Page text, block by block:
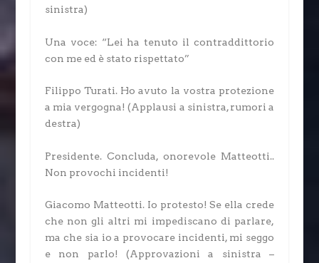
sinistra)
Una voce: “Lei ha tenuto il contraddittorio
con me ed è stato rispettato”
Filippo Turati.Ho avuto la vostra protezione
a mia vergogna!(Applausi a sinistra, rumori a
destra)
Presidente.Concluda, onorevole Matteotti..
Non provochi incidenti!
Giacomo Matteotti.Io protesto! Se ella crede
che non gli altri mi impediscano di parlare,
ma che sia io a provocare incidenti, mi seggo
e non parlo! (Approvazioni a sinistra –